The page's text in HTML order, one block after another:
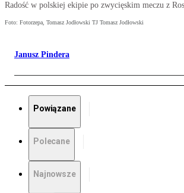
Radość w polskiej ekipie po zwycięskim meczu z
Foto: Fotorzepa, Tomasz Jodłowski TJ Tomasz Jodłowski
Janusz Pindera
Powiązane
Polecane
Najnowsze